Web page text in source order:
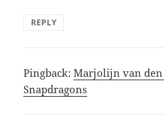
REPLY
Pingback:Marjolijn van den
Snapdragons